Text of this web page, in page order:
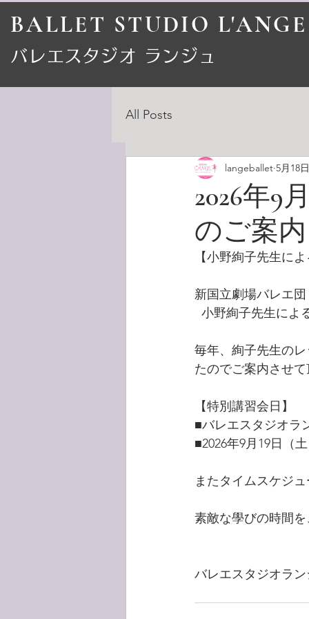
BALLET STUDIO L'ANGE
​バレエスタジオ ランジュ
All Posts
2026年9
のご案内
langeballet 5月18日
【小野絢子先生に
新国立劇場バレエ
小野絢子先生に
毎年、絢子先生の
たのでご案内させ
【特別講習会日】
■バレエスタジオラ
■2026年9月19日（
またタイムスケジ
素敵な學びの時間
バレエスタジオラ